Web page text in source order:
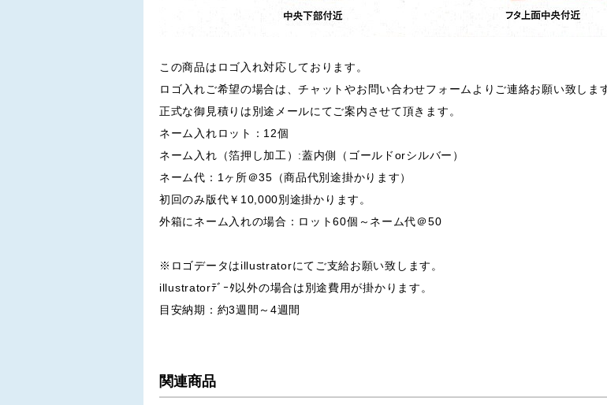
この商品はロゴ入れ対応しております。
ロゴ入れご希望の場合は、チャットやお問い合わせフォームよりご連絡お願い致しま
正式な御見積りは別途メールにてご案内させて頂きます。
ネーム入れロット：12個
ネーム入れ（箔押し加工）:蓋内側（ゴールドorシルバー）
ネーム代：1ヶ所＠35（商品代別途掛かります）
初回のみ版代￥10,000別途掛かります。
外箱にネーム入れの場合：ロット60個～ネーム代＠50
※ロゴデータはillustratorにてご支給お願い致します。
illustratorﾃﾞｰﾀ以外の場合は別途費用が掛かります。
目安納期：約3週間～4週間
関連商品